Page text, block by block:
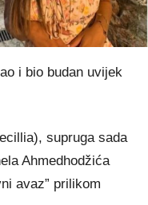
i bio budan uvijek
supruga sada
Ahmedhodžića
avaz” prilikom